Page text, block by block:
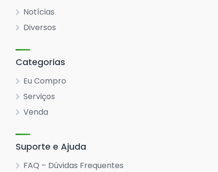
Notícias
Diversos
Categorias
Eu Compro
Serviços
Venda
Suporte e Ajuda
FAQ – Dúvidas Frequentes